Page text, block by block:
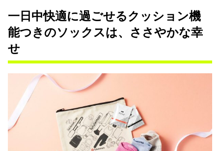
一日中快適に過ごせるクッション機
能つきのソックスは、ささやかな幸
せ